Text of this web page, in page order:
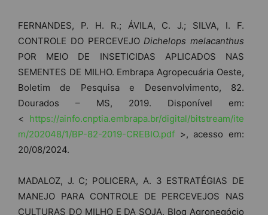
FERNANDES, P. H. R.; ÁVILA, C. J.; SILVA, I. F.
CONTROLE DO PERCEVEJODichelops melacanthus
POR MEIO DE INSETICIDAS APLICADOS NAS
SEMENTES DE MILHO. Embrapa Agropecuária Oeste,
Boletim de Pesquisa e Desenvolvimento, 82.
Dourados – MS, 2019. Disponível em:
< https://ainfo.cnptia.embrapa.br/digital/bitstream/ite
m/202048/1/BP-82-2019-CREBIO.pdf >, acesso em:
20/08/2024.
MADALOZ, J. C; POLICERA, A. 3 ESTRATÉGIAS DE
MANEJO PARA CONTROLE DE PERCEVEJOS NAS
CULTURAS DO MILHO E DA SOJA. Blog Agronegócio